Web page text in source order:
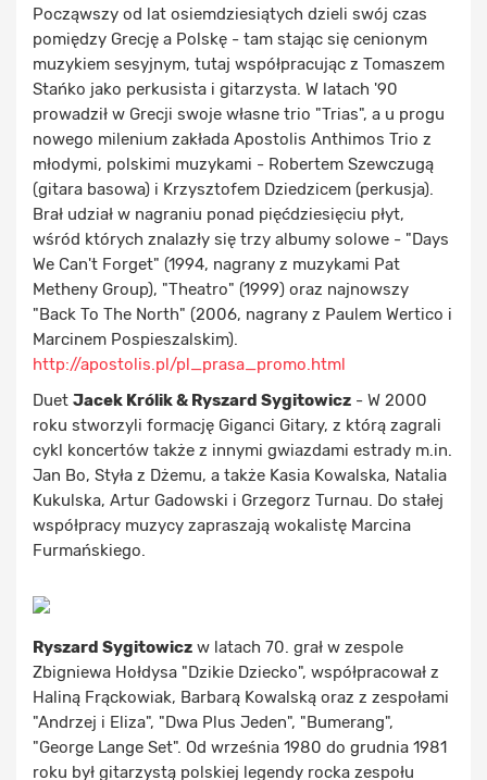
Począwszy od lat osiemdziesiątych dzieli swój czas
pomiędzy Grecję a Polskę - tam stając się cenionym
muzykiem sesyjnym, tutaj współpracując z Tomaszem
Stańko jako perkusista i gitarzysta. W latach '90
prowadził w Grecji swoje własne trio "Trias", a u progu
nowego milenium zakłada Apostolis Anthimos Trio z
młodymi, polskimi muzykami - Robertem Szewczugą
(gitara basowa) i Krzysztofem Dziedzicem (perkusja).
Brał udział w nagraniu ponad pięćdziesięciu płyt,
wśród których znalazły się trzy albumy solowe - "Days
We Can't Forget" (1994, nagrany z muzykami Pat
Metheny Group), "Theatro" (1999) oraz najnowszy
"Back To The North" (2006, nagrany z Paulem Wertico i
Marcinem Pospieszalskim).
http://apostolis.pl/pl_prasa_promo.html
Duet Jacek Królik & Ryszard Sygitowicz - W 2000
roku stworzyli formację Giganci Gitary, z którą zagrali
cykl koncertów także z innymi gwiazdami estrady m.in.
Jan Bo, Styła z Dżemu, a także Kasia Kowalska, Natalia
Kukulska, Artur Gadowski i Grzegorz Turnau. Do stałej
współpracy muzycy zapraszają wokalistę Marcina
Furmańskiego.
Ryszard Sygitowicz w latach 70. grał w zespole
Zbigniewa Hołdysa "Dzikie Dziecko", współpracował z
Haliną Frąckowiak, Barbarą Kowalską oraz z zespołami
"Andrzej i Eliza", "Dwa Plus Jeden", "Bumerang",
"George Lange Set". Od września 1980 do grudnia 1981
roku był gitarzystą polskiej legendy rocka zespołu